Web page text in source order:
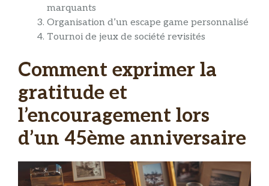
marquants
Organisation d’un escape game personnalisé
Tournoi de jeux de société revisités
Comment exprimer la
gratitude et
l’encouragement lors
d’un 45ème anniversaire